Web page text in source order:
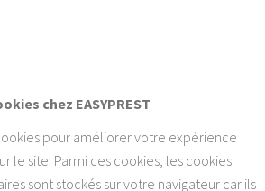
chez EASYPREST
pour améliorer votre expérience
le site. Parmi ces cookies, les cookies
sont stockés sur votre navigateur car ils